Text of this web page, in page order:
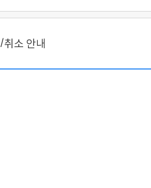
/취소 안내